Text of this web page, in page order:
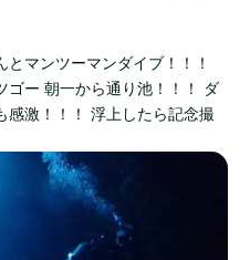
マンツーマンダイブ！！！
ゴー 朝一から通り池！！！ ダ
感激！！！ 浮上したら記念撮